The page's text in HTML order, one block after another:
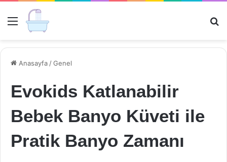
Menü
Anasayfa /Genel
Evokids Katlanabilir
Bebek Banyo Küveti ile
Pratik Banyo Zamanı